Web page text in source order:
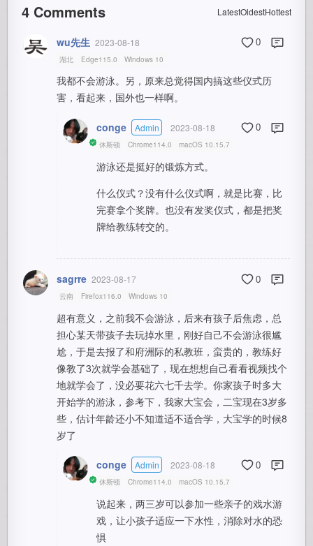
4 Comments LatestOldestHottest
wu先生 2023-08-18 0
湖北 Edge115.0 Windows 10
我都不会游泳。另，原来总觉得国内搞这些仪式历
害，看起来，国外也一样啊。
conge Admin 2023-08-18 0
休斯顿 Chrome114.0 macOS 10.15.7
游泳还是挺好的锻炼方式。
什么仪式？没有什么仪式啊，就是比赛，比
完赛拿个奖牌。也没有发奖仪式，都是把奖
牌给教练转交的。
sagrre 2023-08-17 0
云南 Firefox116.0 Windows 10
超有意义，之前我不会游泳，后来有孩子后焦虑，总
担心某天带孩子去玩掉水里，刚好自己不会游泳很尴
尬，于是去报了和府洲际的私教班，蛮贵的，教练好
像教了3次就学会基础了，现在想想自己看看视频找个
地就学会了，没必要花六七千去学。你家孩子时多大
开始学的游泳，参考下，我家大宝会，二宝现在3岁多
些，估计年龄还小不知道适不适合学，大宝学的时候8
岁了
conge Admin 2023-08-18 0
休斯顿 Chrome114.0 macOS 10.15.7
说起来，两三岁可以参加一些亲子的戏水游
戏，让小孩子适应一下水性，消除对水的恐
惧